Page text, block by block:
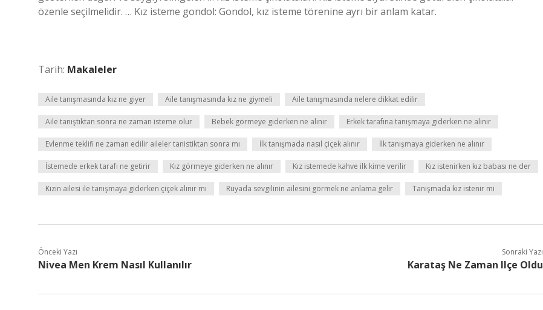
özenle seçilmelidir. … Kız isteme gondol: Gondol, kız isteme törenine ayrı bir anlam katar.
Tarih: Makaleler
Aile tanışmasında kız ne giyer Aile tanışmasında kız ne giymeli Aile tanışmasında nelere dikkat edilir
Aile tanıştıktan sonra ne zaman isteme olur Bebek görmeye giderken ne alınır Erkek tarafına tanışmaya giderken ne alınır
Evlenme teklifi ne zaman edilir aileler tanistiktan sonra mı İlk tanışmada nasıl çiçek alınır İlk tanışmaya giderken ne alınır
İstemede erkek tarafı ne getirir Kız görmeye giderken ne alınır Kız istemede kahve ilk kime verilir Kız istenirken kız babası ne der
Kızın ailesi ile tanışmaya giderken çiçek alınır mı Rüyada sevgilinin ailesini görmek ne anlama gelir Tanışmada kız istenir mi
Önceki Yazı
Nivea Men Krem Nasıl Kullanılır
Sonraki Yazı
Karataş Ne Zaman Ilçe Oldu